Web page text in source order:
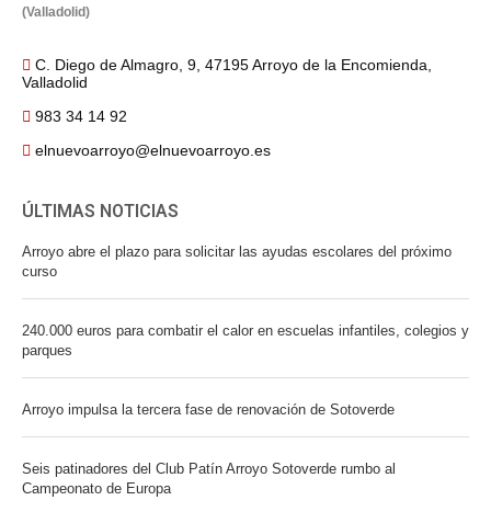
(Valladolid)
C. Diego de Almagro, 9, 47195 Arroyo de la Encomienda,
Valladolid
983 34 14 92
elnuevoarroyo@elnuevoarroyo.es
ÚLTIMAS NOTICIAS
Arroyo abre el plazo para solicitar las ayudas escolares del próximo
curso
240.000 euros para combatir el calor en escuelas infantiles, colegios y
parques
Arroyo impulsa la tercera fase de renovación de Sotoverde
Seis patinadores del Club Patín Arroyo Sotoverde rumbo al
Campeonato de Europa